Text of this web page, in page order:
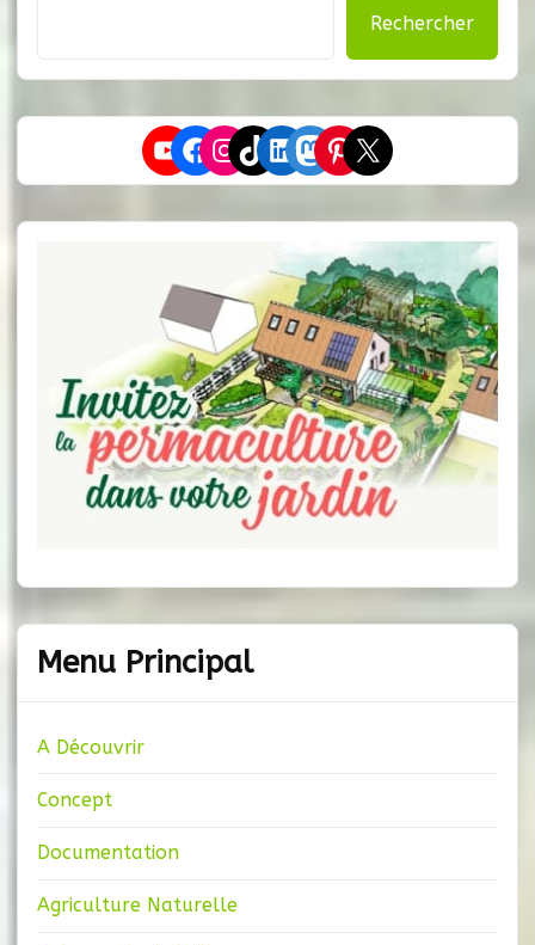
Rechercher
YouTube
Facebook
Instagram
TikTok
LinkedIn
Mastodon
Pinterest
X
Menu Principal
A Découvrir
Concept
Documentation
Agriculture Naturelle